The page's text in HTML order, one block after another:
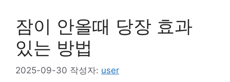
잠이 안올때 당장 효과
있는 방법
2025-09-30 작성자: user